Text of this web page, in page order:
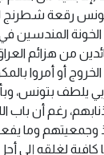
رقعة شطرنج
المندسين
من هزائم
أو أمروا
يلطف بتونس،
رغم أن باب
وجمعيتهم وما
لغلقه إلى